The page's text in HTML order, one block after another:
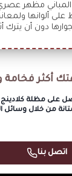
مظهر
ألوانها
دون أن يترك
أكثر فخامة
على مظلة
من خلال وسائل
اتصل بنا